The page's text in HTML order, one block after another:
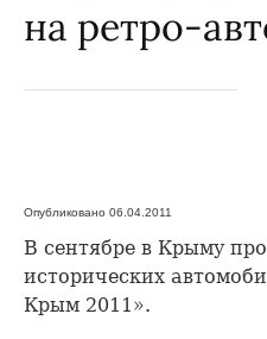
на ретро-
Опубликовано 06.04.2011
В сентябре в Крыму
исторических
Крым 2011».